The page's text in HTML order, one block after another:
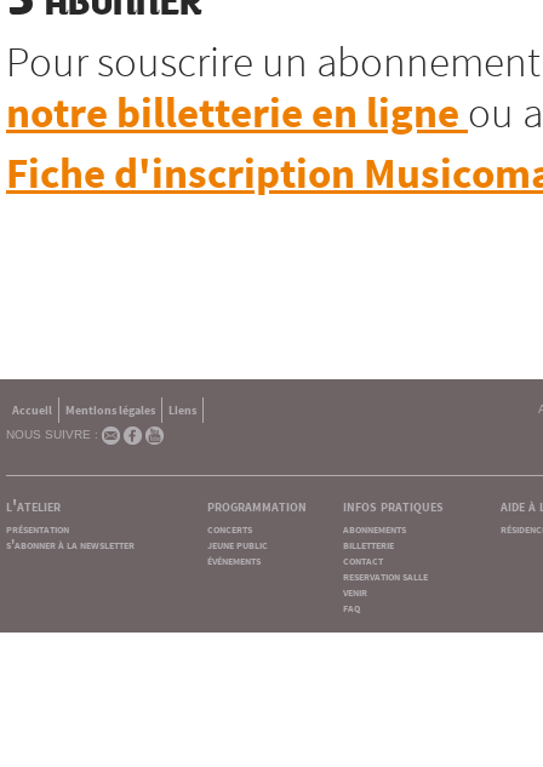
Pour souscrire un
notre billetterie en ligne ou
Fiche d'inscription
Accueil Mentions légales
Liens
NOUS SUIVRE :
l'atelier
présentation
s'abonner à la newsletter
programmation
concerts
jeune public
événements
infos pratiques
abonnements
billetterie
contact
reservation salle
venir
faq
aide